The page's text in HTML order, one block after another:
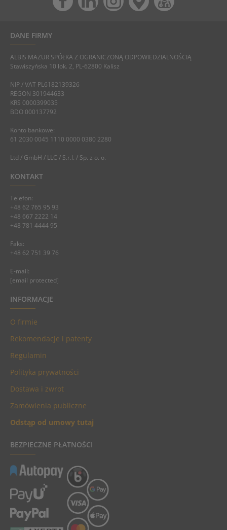
DANE FIRMY
ALBIS MAZUR SPÓŁKA Z OGRANICZONĄ ODPOWIEDZIALNOŚCIĄ
Stawiszyńska 10 lok. 2, PL-62800 Kalisz
NIP / VAT PL6182139326
REGON 301944633
KRS 0000399035
BDO 000137792
Konto bankowe:
61 2030 0045 1110 0000 0380 2280
Ltd / GmbH / LLC / S.r.l. / Sp. z o. o.
KONTAKT
Telefon:
+48 62 765 95 93
+48 667 2222 14
+48 781 4444 95
Faks:
+48 62 751 39 76
E-mail:
[email protected]
INFORMACJE
O firmie
Rekomendacje i patenty
Regulamin
Polityka prywatności
Dostawa i zwrot
Zamówienia publiczne
Odstąp od umowy tutaj
BEZPIECZNE PŁATNOŚCI